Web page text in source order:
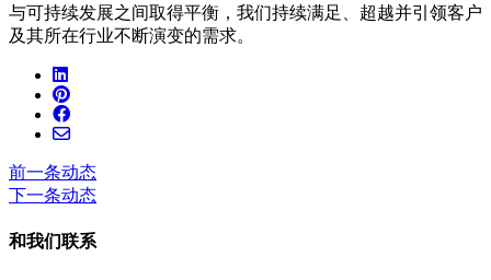
与可持续发展之间取得平衡，我们持续满足、超越并引领客户
及其所在行业不断演变的需求。
前一条动态
下一条动态
和我们联系